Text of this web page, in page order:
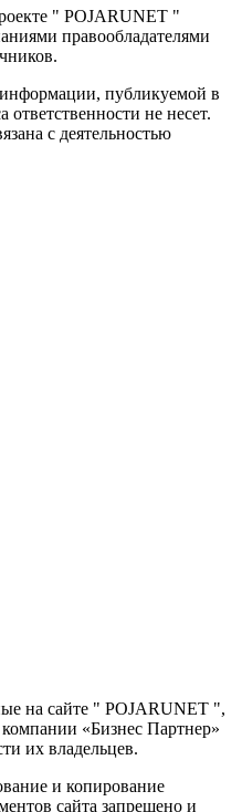
" POJARUNET "
правообладателями
публикуемой в
ответственности не несет.
с деятельностью
на сайте " POJARUNET ",
«Бизнес Партнер»
их владельцев.
и копирование
сайта запрещено и